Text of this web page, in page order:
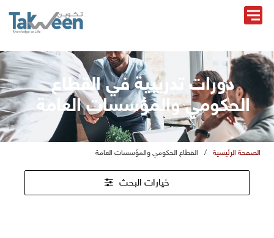
دورات تدريبية في القطاع
الحكومي والمؤسسات العامة
الصفحة الرئيسية / القطاع الحكومي والمؤسسات العامة
خيارات البحث